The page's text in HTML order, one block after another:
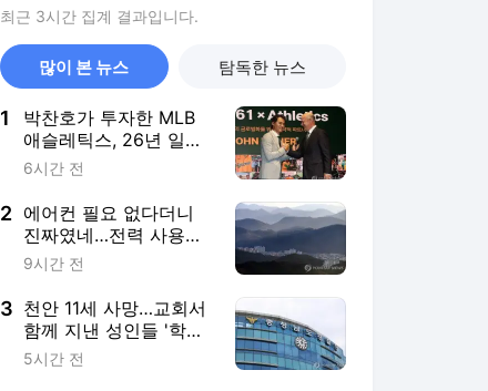
최근 3시간 집계 결과입니다.
많이 본 뉴스 탐독한 뉴스
1
박찬호가 투자한 MLB
애슬레틱스, 26년 일한
포스트 단장과 결별
6시간 전
2 에어컨 필요 없다더니
진짜였네…전력 사용량
으로 본 냉방 도시
9시간 전
3 천안 11세 사망…교회서
함께 지낸 성인들 '학대
치사' 여부 수사
5시간 전